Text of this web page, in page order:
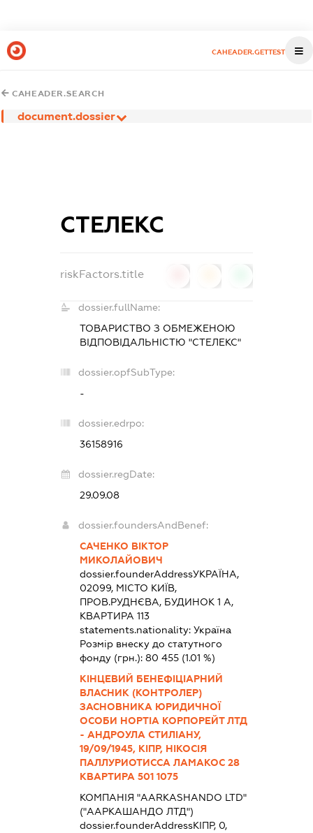
CAHEADER.GETTEST
CAHEADER.SEARCH
document.dossier
СТЕЛЕКС
riskFactors.title
dossier.fullName:
ТОВАРИСТВО З ОБМЕЖЕНОЮ
ВІДПОВІДАЛЬНІСТЮ "СТЕЛЕКС"
dossier.opfSubType:
-
dossier.edrpo:
36158916
dossier.regDate:
29.09.08
dossier.foundersAndBenef:
САЧЕНКО ВІКТОР
МИКОЛАЙОВИЧ
dossier.founderAddressУКРАЇНА,
02099, МІСТО КИЇВ,
ПРОВ.РУДНЄВА, БУДИНОК 1 А,
КВАРТИРА 113
statements.nationality:Україна
Розмір внеску до статутного
фонду (грн.):80 455 (1.01 %)
КІНЦЕВИЙ БЕНЕФІЦІАРНИЙ
ВЛАСНИК (КОНТРОЛЕР)
ЗАСНОВНИКА ЮРИДИЧНОЇ
ОСОБИ НОРТІА КОРПОРЕЙТ ЛТД
- АНДРОУЛА СТИЛІАНУ,
19/09/1945, КІПР, НІКОСІЯ
ПАЛЛУРИОТИССА ЛАМАКОС 28
КВАРТИРА 501 1075
КОМПАНІЯ "AARKASHANDO LTD"
("ААРКАШАНДО ЛТД")
dossier.founderAddressКІПР, 0,